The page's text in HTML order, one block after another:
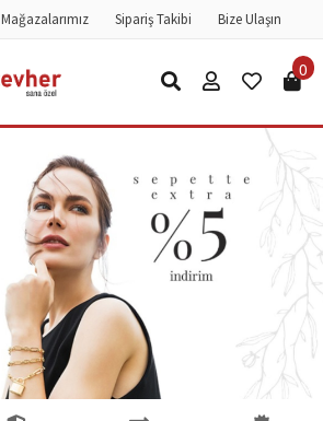
Mağazalarımız Sipariş Takibi Bize Ulaşın
0